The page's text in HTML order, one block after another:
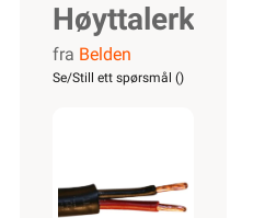
Høyttalerkabel
2x2.5mm2
fra Belden
Se/Still ett spørsmål ()